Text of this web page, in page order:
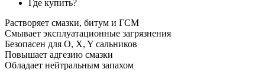
Где купить?
Растворяет смазки, битум и ГСМ
Смывает эксплуатационные загрязнения
Безопасен для O, X, Y сальников
Повышает адгезию смазки
Обладает нейтральным запахом